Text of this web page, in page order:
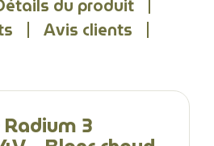
du produit
Avis clients
Radium 3